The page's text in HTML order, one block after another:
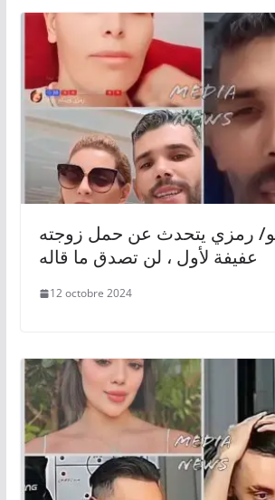
رمزي يتحدث عن حمل زوجته
عفيفة لأول ، لن تصدق ما قاله
12 octobre 2024